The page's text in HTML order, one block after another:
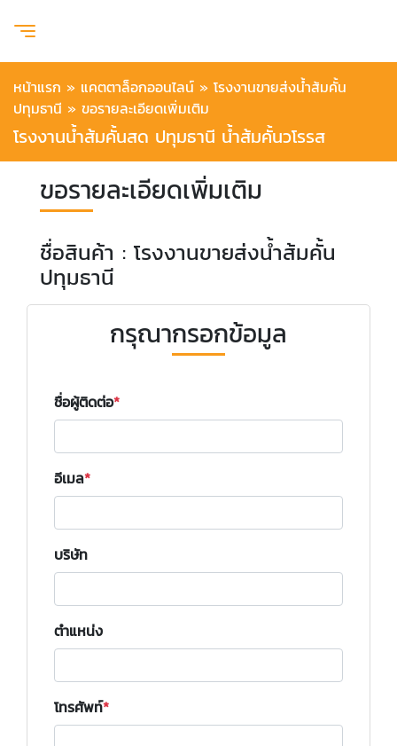
หน้าแรก » แคตตาล็อกออนไลน์ » โรงงานขายส่งน้ำส้มคั้น
ปทุมธานี » ขอรายละเอียดเพิ่มเติม
โรงงานน้ำส้มคั้นสด ปทุมธานี น้ำส้มคั้นวโรรส
ขอรายละเอียดเพิ่มเติม
ชื่อสินค้า : โรงงานขายส่งน้ำส้มคั้น
ปทุมธานี
กรุณากรอกข้อมูล
ชื่อผู้ติดต่อ
อีเมล
บริษัท
ตำแหน่ง
โทรศัพท์